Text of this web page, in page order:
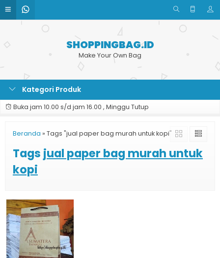
SHOPPINGBAG.ID
Make Your Own Bag
Kategori Produk
Buka jam 10.00 s/d jam 16.00 , Minggu Tutup
Beranda » Tags "jual paper bag murah untuk kopi"
Tags jual paper bag murah untuk
kopi